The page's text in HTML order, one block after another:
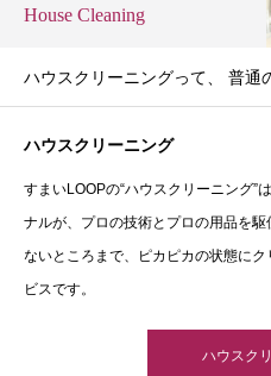
House Cleaning
ハウスクリーニングって、 普通
ハウスクリーニング
すまいLOOPの“ハウスクリーニング”
ナルが、プロの技術とプロの用品を
ないところまで、ピカピカの状態に
ビスです。
ハウスク